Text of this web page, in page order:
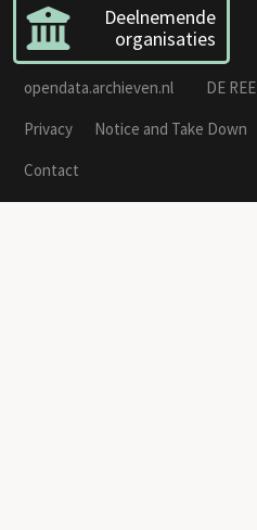
Deelnemende
organisaties
opendata.archieven.nl DE REE
Privacy
Notice and Take Down
Contact